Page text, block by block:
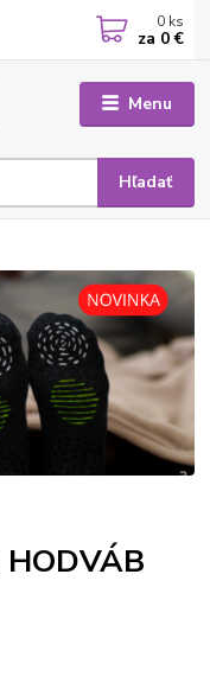
Menu
Hľadať
0 ks
za 0 €